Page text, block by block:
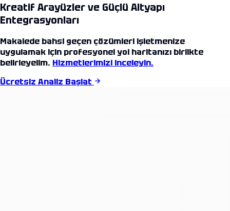
Kreatif Arayüzler ve Güçlü Altyapı
Entegrasyonları
Makalede bahsi geçen çözümleri işletmenize
uygulamak için profesyonel yol haritanızı birlikte
belirleyelim. Hizmetlerimizi inceleyin.
Ücretsiz Analiz Başlat